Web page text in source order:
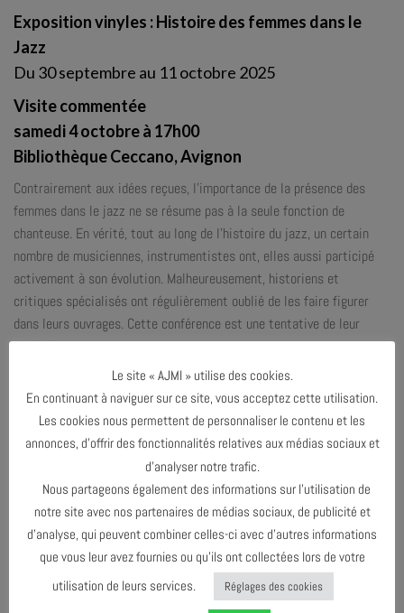
Exposition vinyles : Histoire des femmes dans le
Jazz
Du 30 septembre au 11 octobre 2025
Visite commentée
samedi 4 octobre à 17h00
Bibliothèque Ceccano, Avignon
Contrairement aux idées reçues, l’importance de la présence des
femmes dans le jazz ne se résume pas à la seule fonction de
chanteuse. En vérité, tout au long de l’histoire du jazz, un certain
nombre de musiciennes, instrumentistes ont, elles aussi participé
activement à son évolution. Malheureusement, historiens et
critiques spécialisés ont régulièrement oublié de les faire figurer
dans leurs ouvrages. Cette conférence est une tentative de leur
rendre hommage.
Une exposition de pochettes de vinyles retraçant de manière
chronologique l’importance des femmes instrumentistes dans le
jazz, sera à découvrir du 30 septembre au 11 octobre 2025. Visite
commentée de l’exposition par Jean-Paul Ricard, collectionneur et
membre fondateur de l’AJMi samedi 4 octobre à 17h.
ENTRÉE LIBRE ET GRATUITE
INFOS COMPLÉMENTAIRES AUPRÈS DE LA BIBLIOTHÈQUE CECCANO /
04 90 85 15 59
Le site « AJMI » utilise des cookies.
En continuant à naviguer sur ce site, vous acceptez cette utilisation.
Les cookies nous permettent de personnaliser le contenu et les
annonces, d’offrir des fonctionnalités relatives aux médias sociaux et
d’analyser notre trafic.
Nous partageons également des informations sur l’utilisation de
notre site avec nos partenaires de médias sociaux, de publicité et
d’analyse, qui peuvent combiner celles-ci avec d’autres informations
que vous leur avez fournies ou qu’ils ont collectées lors de votre
utilisation de leurs services.
Réglages des cookies